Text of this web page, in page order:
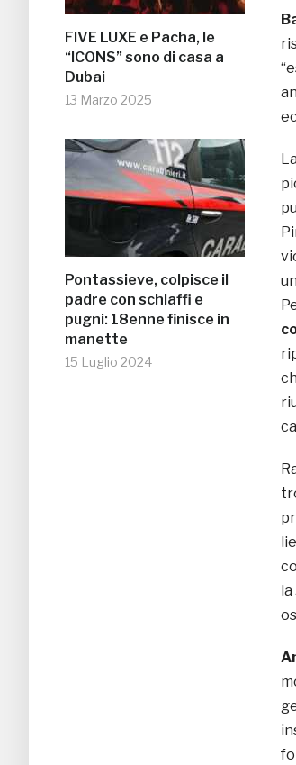
FIVE LUXE e Pacha, le
“ICONS” sono di casa a
Dubai
13 Marzo 2025
Pontassieve, colpisce il
padre con schiaffi e
pugni: 18enne finisce in
manette
15 Luglio 2024